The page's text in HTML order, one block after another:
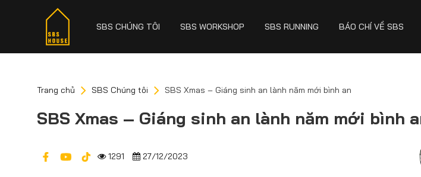
SBS CHÚNG TÔI SBS WORKSHOP SBS RUNNING BÁO CHÍ VỀ SBS
Trang chủ SBS Chúng tôi SBS Xmas – Giáng sinh an lành năm mới bình an
SBS Xmas – Giáng sinh an lành năm mới bình
1291 27/12/2023